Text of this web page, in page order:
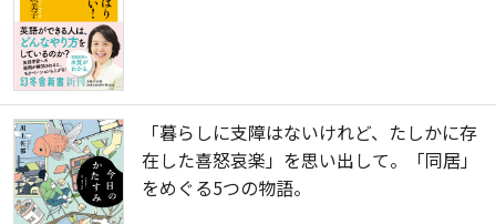
「暮らしに支障はないけれど、たしかに存
在した喜怒哀楽」を思い出して。「同居」
をめぐる5つの物語。